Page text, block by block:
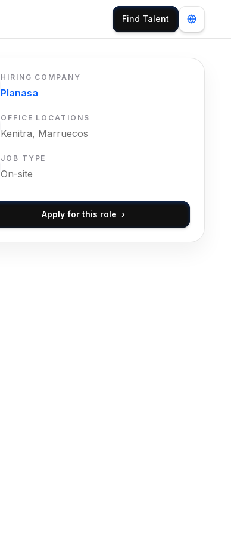
Find Talent
HIRING COMPANY
Planasa
OFFICE LOCATIONS
Kenitra, Marruecos
JOB TYPE
On-site
Apply for this role ›